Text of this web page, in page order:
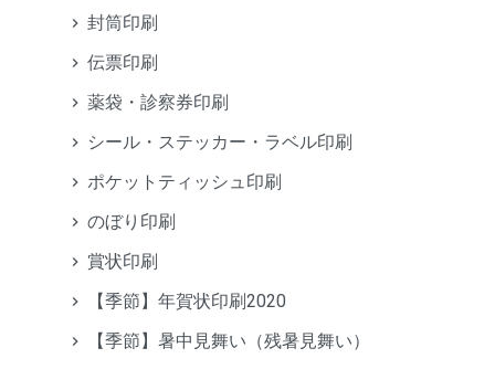
封筒印刷
伝票印刷
薬袋・診察券印刷
シール・ステッカー・ラベル印刷
ポケットティッシュ印刷
のぼり印刷
賞状印刷
【季節】年賀状印刷2020
【季節】暑中見舞い（残暑見舞い）